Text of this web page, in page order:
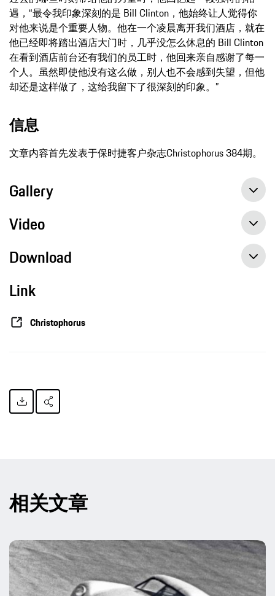
遇，“最令我印象深刻的是 Bill Clinton，他始终让人觉得你
对他来说是个重要人物。他在一个凌晨离开我们酒店，就在
他已经即将踏出酒店大门时，几乎没怎么休息的 Bill Clinton
在看到酒店前台还有我们的员工时，他回来亲自感谢了每一
个人。虽然即使他没有这么做，别人也不会感到失望，但他
却还是这样做了，这给我留下了很深刻的印象。”
信息
文章内容首先发表于保时捷客户杂志Christophorus 384期。
Gallery
Video
Download
Link
Christophorus
相关文章